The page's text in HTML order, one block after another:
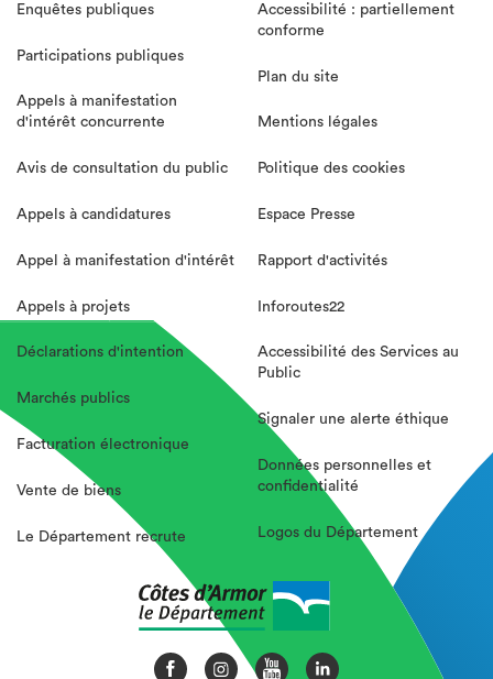
Enquêtes publiques
Participations publiques
Appels à manifestation
d'intérêt concurrente
Avis de consultation du public
Appels à candidatures
Appel à manifestation d'intérêt
Appels à projets
Déclarations d'intention
Marchés publics
Facturation électronique
Vente de biens
Le Département recrute
Accessibilité : partiellement
conforme
Plan du site
Mentions légales
Politique des cookies
Espace Presse
Rapport d'activités
Inforoutes22
Accessibilité des Services au
Public
Signaler une alerte éthique
Données personnelles et
confidentialité
Logos du Département